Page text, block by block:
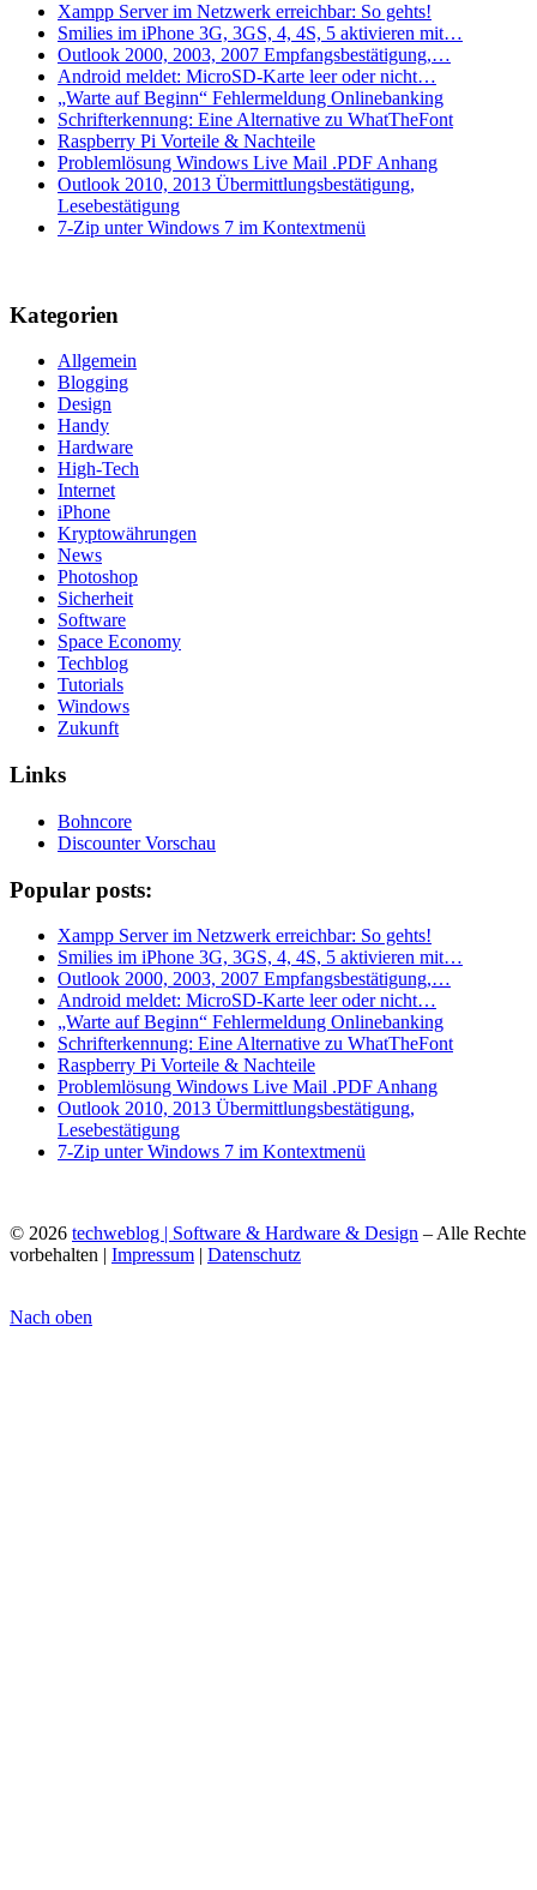
Xampp Server im Netzwerk erreichbar: So gehts!
Smilies im iPhone 3G, 3GS, 4, 4S, 5 aktivieren mit…
Outlook 2000, 2003, 2007 Empfangsbestätigung,…
Android meldet: MicroSD-Karte leer oder nicht…
„Warte auf Beginn“ Fehlermeldung Onlinebanking
Schrifterkennung: Eine Alternative zu WhatTheFont
Raspberry Pi Vorteile & Nachteile
Problemlösung Windows Live Mail .PDF Anhang
Outlook 2010, 2013 Übermittlungsbestätigung,
Lesebestätigung
7-Zip unter Windows 7 im Kontextmenü
Kategorien
Allgemein
Blogging
Design
Handy
Hardware
High-Tech
Internet
iPhone
Kryptowährungen
News
Photoshop
Sicherheit
Software
Space Economy
Techblog
Tutorials
Windows
Zukunft
Links
Bohncore
Discounter Vorschau
Popular posts:
Xampp Server im Netzwerk erreichbar: So gehts!
Smilies im iPhone 3G, 3GS, 4, 4S, 5 aktivieren mit…
Outlook 2000, 2003, 2007 Empfangsbestätigung,…
Android meldet: MicroSD-Karte leer oder nicht…
„Warte auf Beginn“ Fehlermeldung Onlinebanking
Schrifterkennung: Eine Alternative zu WhatTheFont
Raspberry Pi Vorteile & Nachteile
Problemlösung Windows Live Mail .PDF Anhang
Outlook 2010, 2013 Übermittlungsbestätigung,
Lesebestätigung
7-Zip unter Windows 7 im Kontextmenü
© 2026 techweblog | Software & Hardware & Design – Alle Rechte
vorbehalten | Impressum | Datenschutz
Nach oben